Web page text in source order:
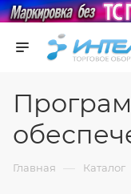
Главная — Каталог